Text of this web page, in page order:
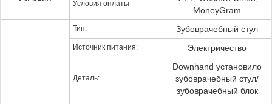
Условия оплаты
MoneyGram
Тип: Зубоврачебный стул
Источник питания: Электричество
Деталь:
Downhand установило
зубоврачебный стул/
зубоврачебный блок